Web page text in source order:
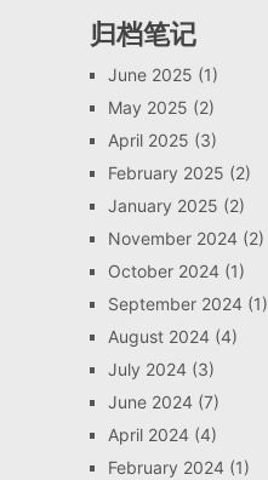
归档笔记
June 2025 (1)
May 2025 (2)
April 2025 (3)
February 2025 (2)
January 2025 (2)
November 2024(2)
October 2024(1)
September 2024(1)
August 2024(4)
July 2024(3)
June 2024(7)
April 2024(4)
February 2024(1)